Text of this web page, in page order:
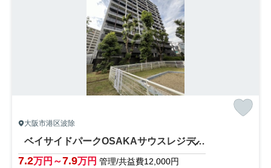
大阪市港区波除
ベイサイドパークOSAKAサウスレジデンシス 波除小学校
7.2万円～7.9万円 管理/共益費12,000円